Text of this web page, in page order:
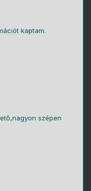
kaptam.
szépen